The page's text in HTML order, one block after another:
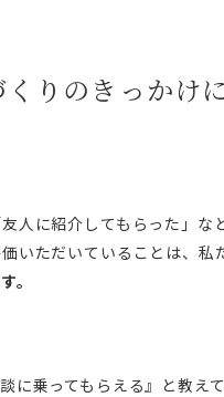
りのきっかけ
人に紹介してもらった」な
いただいていることは、私
。
に乗ってもらえる』と教え